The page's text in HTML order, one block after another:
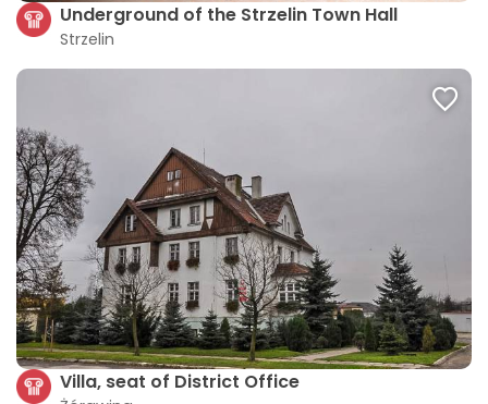
Underground of the Strzelin Town Hall
Strzelin
Villa, seat of District Office